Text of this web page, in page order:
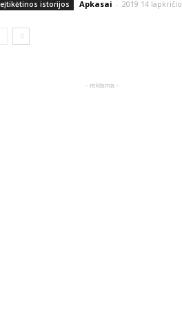
istorijos Apkasai - 2019 14 lapkričio
- reklama -